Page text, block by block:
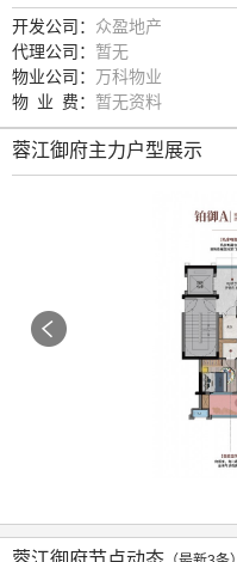
开发公司： 众盈地产
代理公司： 暂无
物业公司： 万科物业
物 业 费： 暂无资料
蓉江御府主力户型展示